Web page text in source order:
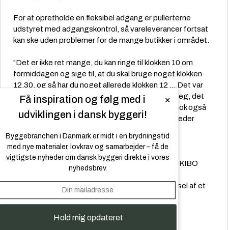
For at opretholde en fleksibel adgang er pullerterne
udstyret med adgangskontrol, så vareleverancer fortsat
kan ske uden problemer for de mange butikker i området.
"Det er ikke ret mange, du kan ringe til klokken 10 om
formiddagen og sige til, at du skal bruge noget klokken
12.30, og så har du noget allerede klokken 12 ... Det var
sgu gennemarbejdet det, der kom. Der tænkte jeg, det
virker, som om de har styr på det, og vi rammer nok også
prisen. Og det gjorde vi også.” fortæller projektleder
Ved hver lokation er der monteret én KIBO EVO
automatisk pullert, mens resten afspærres med KIBO
Terra Neptune faste pullerter. Disse pullerter er
certificeret til højsikring og kan modstå en påkørsel af et
køretøj på 7,2 ton med 64 km/t.
Læs hele casen og se billederne på
Få inspiration og følg med i
udviklingen i dansk byggeri!
×
Byggebranchen i Danmark er midt i en brydningstid
med nye materialer, lovkrav og samarbejder – få de
vigtigste nyheder om dansk byggeri direkte i vores
nyhedsbrev.
Hold mig opdateret